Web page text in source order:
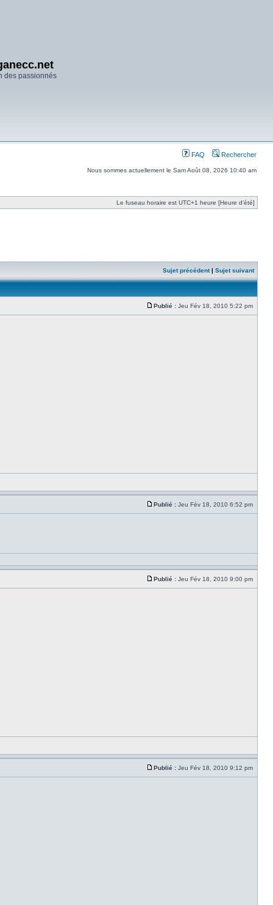
des passionnés
FAQ Rechercher
Nous sommes actuellement le Sam Août 08, 2026 10:40 am
Le fuseau horaire est UTC+1 heure [Heure d’été]
Sujet précédent| Sujet suivant
Publié : Jeu Fév 18, 2010 5:22 pm
Publié : Jeu Fév 18, 2010 6:52 pm
Publié : Jeu Fév 18, 2010 9:00 pm
Publié : Jeu Fév 18, 2010 9:12 pm